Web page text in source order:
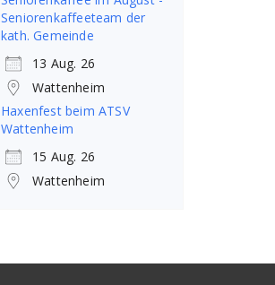
Seniorenkaffeeteam der
kath. Gemeinde
13 Aug. 26
Wattenheim
Haxenfest beim ATSV
Wattenheim
15 Aug. 26
Wattenheim